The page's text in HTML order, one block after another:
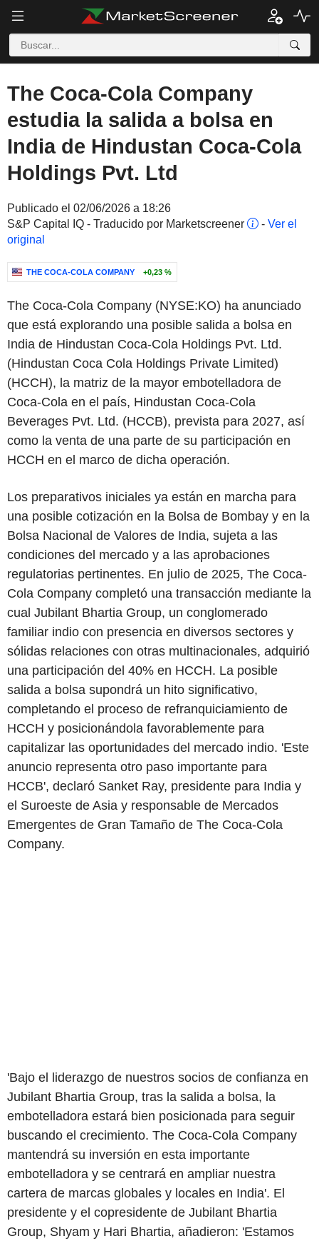
The Coca-Cola Company
estudia la salida a bolsa en
India de Hindustan Coca-Cola
Holdings Pvt. Ltd
Publicado el 02/06/2026 a 18:26
S&P Capital IQ - Traducido por Marketscreener
- Ver el
original
THE COCA-COLA COMPANY +0,23 %
The Coca-Cola Company (NYSE:KO) ha anunciado
que está explorando una posible salida a bolsa en
India de Hindustan Coca-Cola Holdings Pvt. Ltd.
(Hindustan Coca Cola Holdings Private Limited)
(HCCH), la matriz de la mayor embotelladora de
Coca-Cola en el país, Hindustan Coca-Cola
Beverages Pvt. Ltd. (HCCB), prevista para 2027, así
como la venta de una parte de su participación en
HCCH en el marco de dicha operación.
Los preparativos iniciales ya están en marcha para
una posible cotización en la Bolsa de Bombay y en la
Bolsa Nacional de Valores de India, sujeta a las
condiciones del mercado y a las aprobaciones
regulatorias pertinentes. En julio de 2025, The Coca-
Cola Company completó una transacción mediante la
cual Jubilant Bhartia Group, un conglomerado
familiar indio con presencia en diversos sectores y
sólidas relaciones con otras multinacionales, adquirió
una participación del 40% en HCCH. La posible
salida a bolsa supondrá un hito significativo,
completando el proceso de refranquiciamiento de
HCCH y posicionándola favorablemente para
capitalizar las oportunidades del mercado indio. 'Este
anuncio representa otro paso importante para
HCCB', declaró Sanket Ray, presidente para India y
el Suroeste de Asia y responsable de Mercados
Emergentes de Gran Tamaño de The Coca-Cola
Company.
'Bajo el liderazgo de nuestros socios de confianza en
Jubilant Bhartia Group, tras la salida a bolsa, la
embotelladora estará bien posicionada para seguir
buscando el crecimiento. The Coca-Cola Company
mantendrá su inversión en esta importante
embotelladora y se centrará en ampliar nuestra
cartera de marcas globales y locales en India'. El
presidente y el copresidente de Jubilant Bhartia
Group, Shyam y Hari Bhartia, añadieron: 'Estamos